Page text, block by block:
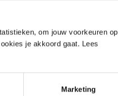
om jouw voorkeuren op
je akkoord gaat. Lees
Marketing